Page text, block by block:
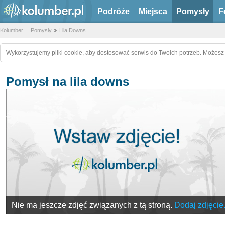
Podróże Miejsca Pomysły
Kolumber Pomysły Lila Downs
Wykorzystujemy pliki cookie, aby dostosować serwis do Twoich potrzeb.
Pomysł na lila downs
Nie ma jeszcze zdjęć związanych z tą stroną. Dodaj zdjęcie.